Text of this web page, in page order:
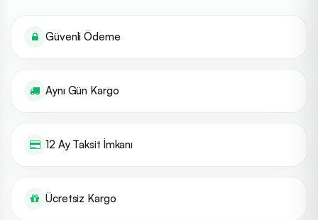
Güvenli Ödeme
Aynı Gün Kargo
12 Ay Taksit İmkanı
Ücretsiz Kargo